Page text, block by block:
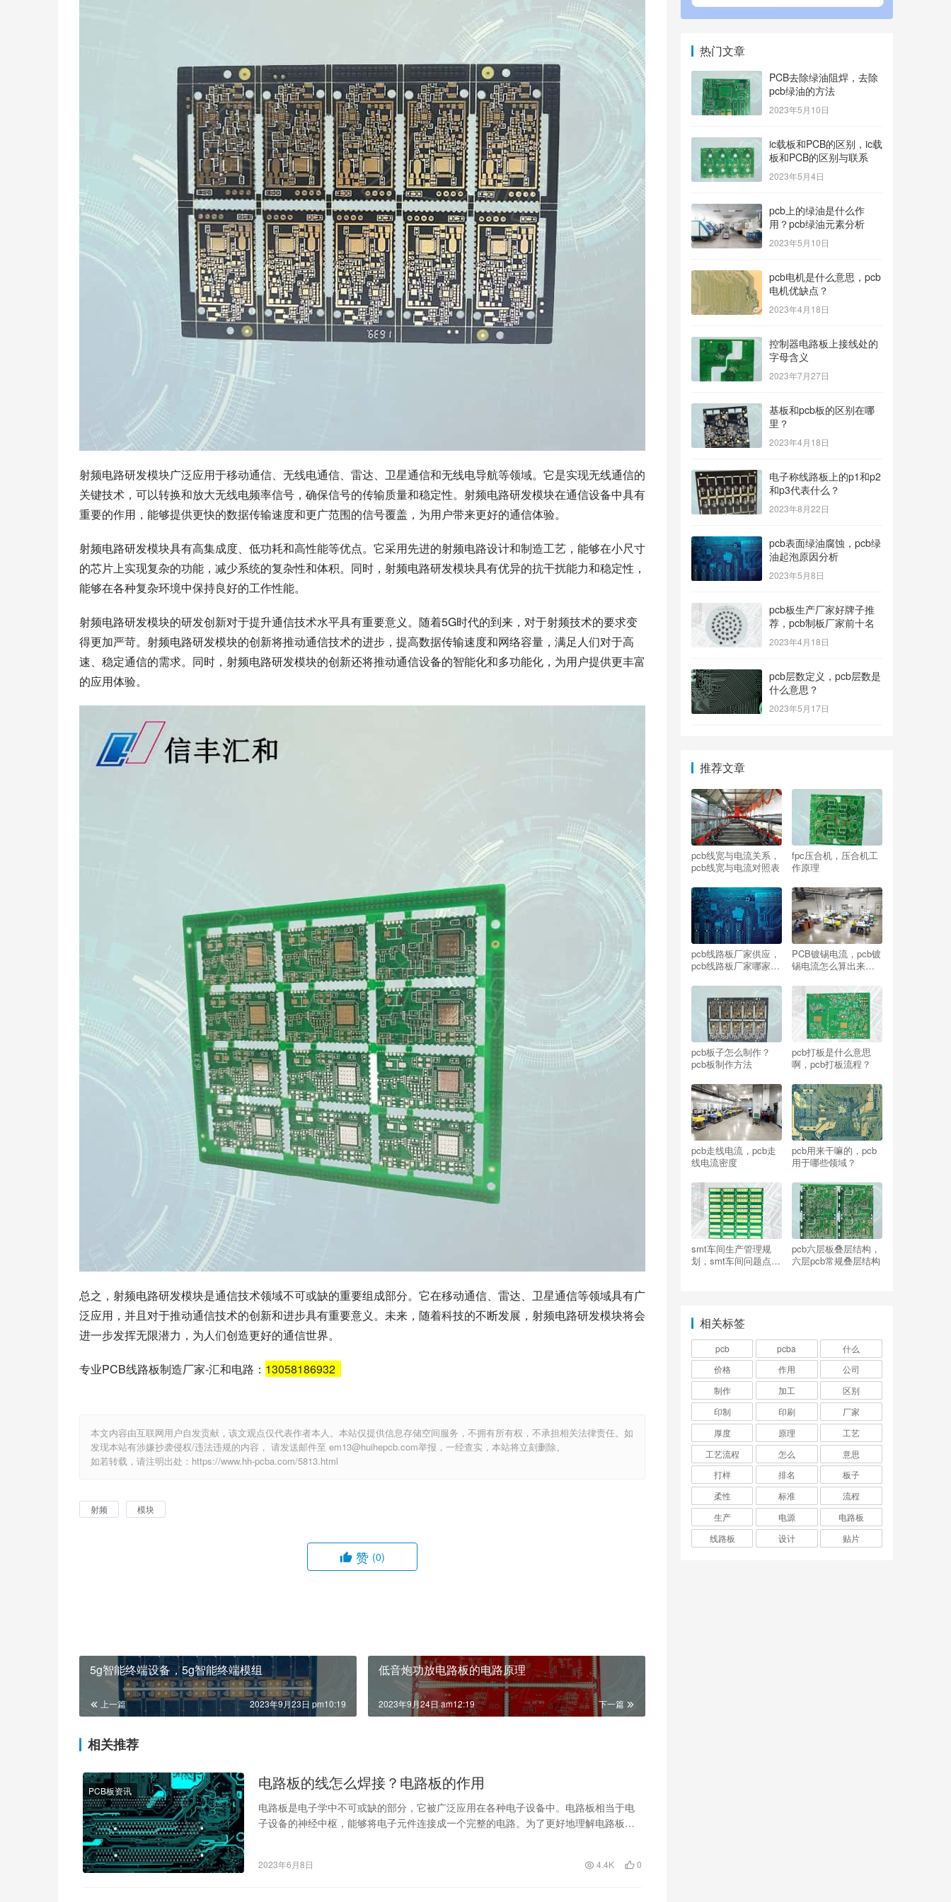
射频电路研发模块广泛应用于移动通信、无线电通信、雷达、卫星通信和无线电导航等领域。它是实现无线通信的
关键技术，可以转换和放大无线电频率信号，确保信号的传输质量和稳定性。射频电路研发模块在通信设备中具有
重要的作用，能够提供更快的数据传输速度和更广范围的信号覆盖，为用户带来更好的通信体验。
射频电路研发模块具有高集成度、低功耗和高性能等优点。它采用先进的射频电路设计和制造工艺，能够在小尺寸
的芯片上实现复杂的功能，减少系统的复杂性和体积。同时，射频电路研发模块具有优异的抗干扰能力和稳定性，
能够在各种复杂环境中保持良好的工作性能。
射频电路研发模块的研发创新对于提升通信技术水平具有重要意义。随着5G时代的到来，对于射频技术的要求变
得更加严苛。射频电路研发模块的创新将推动通信技术的进步，提高数据传输速度和网络容量，满足人们对于高
速、稳定通信的需求。同时，射频电路研发模块的创新还将推动通信设备的智能化和多功能化，为用户提供更丰富
的应用体验。
总之，射频电路研发模块是通信技术领域不可或缺的重要组成部分。它在移动通信、雷达、卫星通信等领域具有广
泛应用，并且对于推动通信技术的创新和进步具有重要意义。未来，随着科技的不断发展，射频电路研发模块将会
进一步发挥无限潜力，为人们创造更好的通信世界。
专业PCB线路板制造厂家-汇和电路： 13058186932
本文内容由互联网用户自发贡献，该文观点仅代表作者本人。本站仅提供信息存储空间服务，不拥有所有权，不承担相关法律责任。如
发现本站有涉嫌抄袭侵权/违法违规的内容， 请发送邮件至 em13@huihepcb.com举报，一经查实，本站将立刻删除。
如若转载，请注明出处：https://www.hh-pcba.com/5813.html
射频 模块
赞 (0)
5g智能终端设备，5g智能终端模组
上一篇 2023年9月23日 pm10:19
低音炮功放电路板的电路原理
下一篇
2023年9月24日 am12:19
相关推荐
PCB板资讯 电路板的线怎么焊接？电路板的作用
电路板是电子学中不可或缺的部分，它被广泛应用在各种电子设备中。电路板相当于电
子设备的神经中枢，能够将电子元件连接成一个完整的电路。为了更好地理解电路板的
2023年6月8日 4.4K 0
热门文章
PCB去除绿油阻焊，去除
pcb绿油的方法
2023年5月10日
ic载板和PCB的区别，ic载
板和PCB的区别与联系
2023年5月4日
pcb上的绿油是什么作
用？pcb绿油元素分析
2023年5月10日
pcb电机是什么意思，pcb
电机优缺点？
2023年4月18日
控制器电路板上接线处的
字母含义
2023年7月27日
基板和pcb板的区别在哪
里？
2023年4月18日
电子称线路板上的p1和p2
和p3代表什么？
2023年8月22日
pcb表面绿油腐蚀，pcb绿
油起泡原因分析
2023年5月8日
pcb板生产厂家好牌子推
荐，pcb制板厂家前十名
2023年4月18日
pcb层数定义，pcb层数是
什么意思？
2023年5月17日
推荐文章
pcb线宽与电流关系，
pcb线宽与电流对照表
fpc压合机，压合机工
作原理
pcb线路板厂家供应，
pcb线路板厂家哪家可
PCB镀锡电流，pcb镀
锡电流怎么算出来的
pcb板子怎么制作？
pcb板制作方法
pcb打板是什么意思
啊，pcb打板流程？
pcb走线电流，pcb走
线电流密度
pcb用来干嘛的，pcb
用于哪些领域？
smt车间生产管理规
划，smt车间问题点改
pcb六层板叠层结构，
六层pcb常规叠层结构
相关标签
pcb pcba
什么
价格
作用
公司
制作
加工
区别
印制
印刷
厂家
厚度
原理
工艺
工艺流程
怎么
意思
打样
排名
板子
柔性
标准
流程
生产
电源
电路板
线路板
设计 贴片